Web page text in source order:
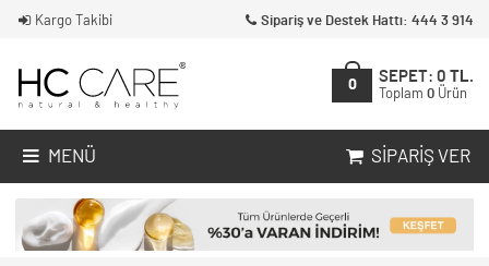
Kargo Takibi Sipariş ve Destek Hattı: 444 3 914
0
SEPET: 0 TL.
Toplam 0 Ürün
MENÜ SIPARIŞ VER